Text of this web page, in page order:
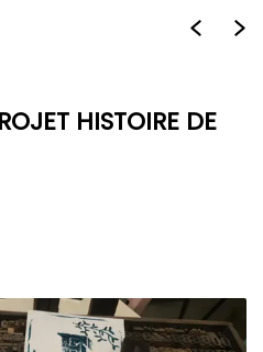
HISTOIRE DE